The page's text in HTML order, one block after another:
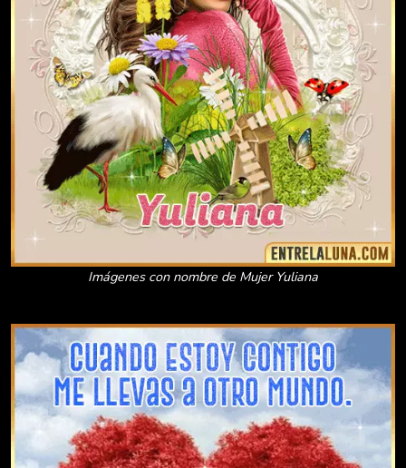
Imágenes con nombre de Mujer Yuliana